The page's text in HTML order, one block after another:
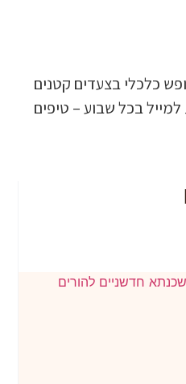
בצעדים קטנים
שבוע – טיפים